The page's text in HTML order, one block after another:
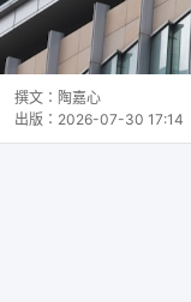
撰文： 陶嘉心
出版： 2026-07-30 17:14